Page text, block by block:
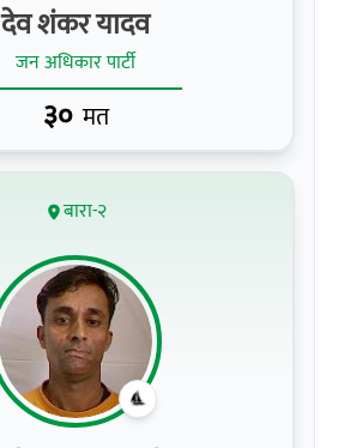
देव शंकर यादव
जन अधिकार पार्टी
३० मत
बारा-२